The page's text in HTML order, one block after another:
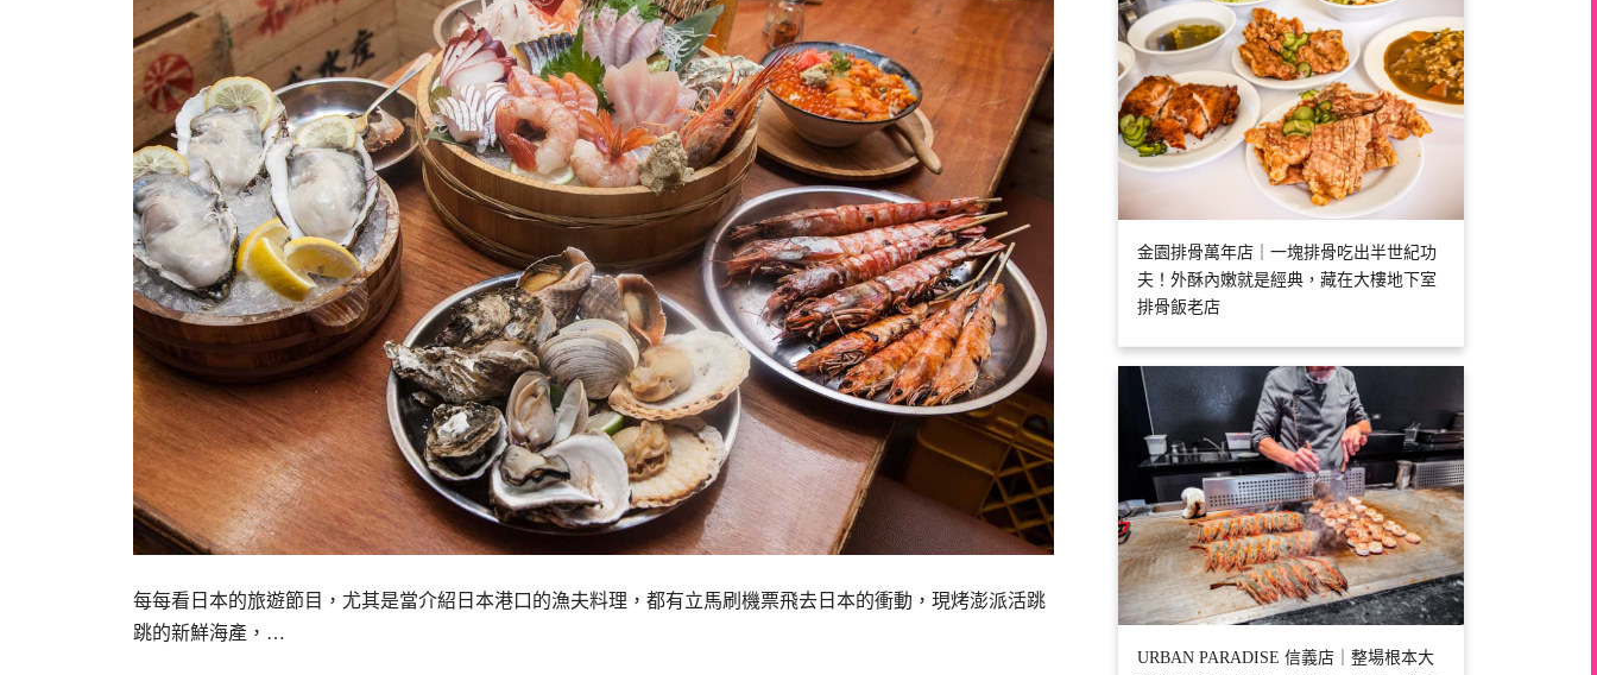
每每看日本的旅遊節目，尤其是當介紹日本港口的漁夫料理，都有立馬刷機票飛去日本的衝動，現烤澎派活跳
跳的新鮮海產，…
金園排骨萬年店｜一塊排骨吃出半世紀功
夫！外酥內嫩就是經典，藏在大樓地下室
排骨飯老店
URBAN PARADISE 信義店｜整場根本大